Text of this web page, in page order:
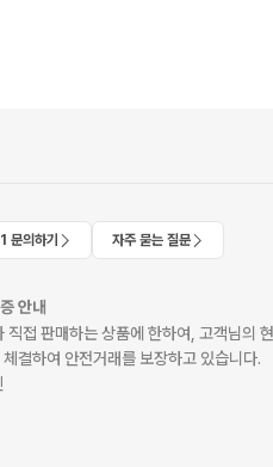
문의하기 자주 묻는 질문
안내
접 판매하는 상품에 한하여, 고객님의
결하여 안전거래를 보장하고 있습니다.